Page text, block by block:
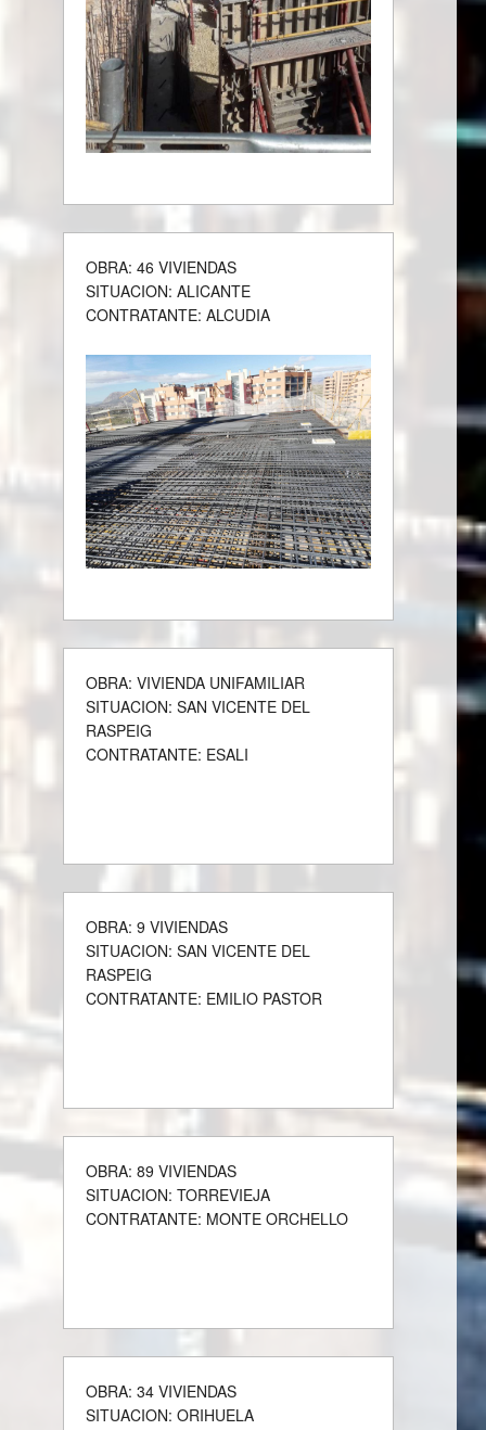
OBRA: 46 VIVIENDAS
SITUACION: ALICANTE
CONTRATANTE: ALCUDIA
OBRA: VIVIENDA UNIFAMILIAR
SITUACION: SAN VICENTE DEL
RASPEIG
CONTRATANTE: ESALI
OBRA: 9 VIVIENDAS
SITUACION: SAN VICENTE DEL
RASPEIG
CONTRATANTE: EMILIO PASTOR
OBRA: 89 VIVIENDAS
SITUACION: TORREVIEJA
CONTRATANTE: MONTE ORCHELLO
OBRA: 34 VIVIENDAS
SITUACION: ORIHUELA